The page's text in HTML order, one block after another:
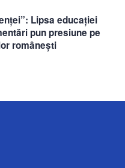
Lipsa educației
pun presiune pe
românești